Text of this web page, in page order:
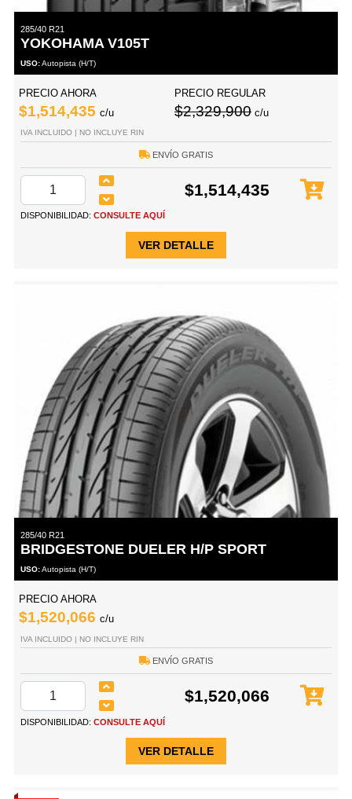
285/40 R21
YOKOHAMA V105T
USO:Autopista (H/T)
PRECIO AHORA
$1,514,435 c/u
PRECIO REGULAR
$2,329,900 c/u
IVA INCLUIDO | NO INCLUYE RIN
ENVÍO GRATIS
$1,514,435
DISPONIBILIDAD: CONSULTE AQUÍ
VER DETALLE
285/40 R21
BRIDGESTONE DUELER H/P SPORT
USO:Autopista (H/T)
PRECIO AHORA
$1,520,066 c/u
IVA INCLUIDO | NO INCLUYE RIN
ENVÍO GRATIS
$1,520,066
DISPONIBILIDAD: CONSULTE AQUÍ
VER DETALLE